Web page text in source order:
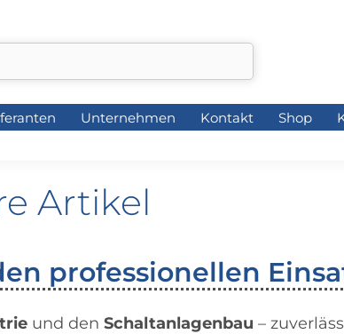
Unternehmen Kontakt Shop
Artikel
professionellen
und den Schaltanlagenbau –
Unternehmen Kontakt